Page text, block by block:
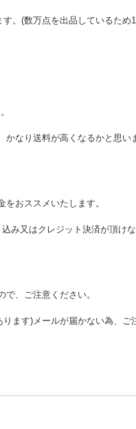
。(数万点を出品しているため1
かなり送料が高くなるかと思い
おススメいたします。
み又はクレジット決済が頂けな
、ご注意ください。
ます)メールが届かない為、ご